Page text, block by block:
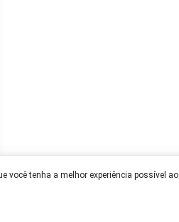
você tenha a melhor experiência possível ao